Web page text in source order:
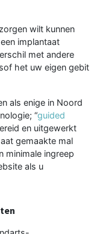
wilt kunnen
implantaat
met andere
het uw eigen gebit
als enige in Noord
“guided
en uitgewerkt
gemaakte mal
minimale ingreep
als u